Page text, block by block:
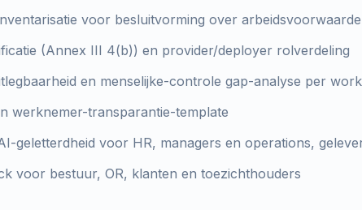
voor besluitvorming over
(Annex III 4(b)) en provider/deployer rolverdeling
en menselijke-controle gap-analyse per
werknemer-transparantie-template
geletterdheid voor HR, managers en operations,
voor bestuur, OR, klanten en toezichthouders